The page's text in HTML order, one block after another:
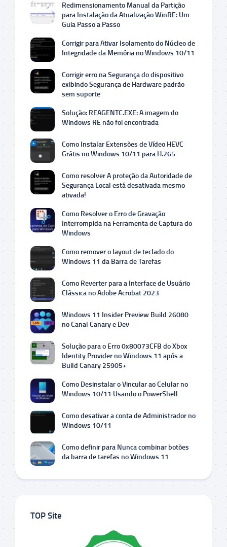
Redimensionamento Manual da Partição
para Instalação da Atualização WinRE: Um
Guia Passo a Passo
Corrigir para Ativar Isolamento do Núcleo de
Integridade da Memória no Windows 10/11
Corrigir erro na Segurança do dispositivo
exibindo Segurança de Hardware padrão
sem suporte
Solução: REAGENTC.EXE: A imagem do
Windows RE não foi encontrada
Como Instalar Extensões de Vídeo HEVC
Grátis no Windows 10/11 para H.265
Como resolver A proteção da Autoridade de
Segurança Local está desativada mesmo
ativada!
Como Resolver o Erro de Gravação
Interrompida na Ferramenta de Captura do
Windows
Como remover o layout de teclado do
Windows 11 da Barra de Tarefas
Como Reverter para a Interface de Usuário
Clássica no Adobe Acrobat 2023
Windows 11 Insider Preview Build 26080
no Canal Canary e Dev
Solução para o Erro 0x80073CFB do Xbox
Identity Provider no Windows 11 após a
Build Canary 25905+
Como Desinstalar o Vincular ao Celular no
Windows 10/11 Usando o PowerShell
Como desativar a conta de Administrador no
Windows 10/11
Como definir para Nunca combinar botões
da barra de tarefas no Windows 11
TOP Site